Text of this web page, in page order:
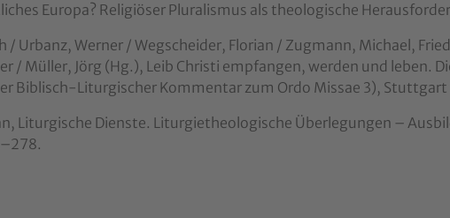
Europa? Religiöser Pluralismus als theologische
/ Urbanz, Werner / Wegscheider, Florian / Zugmann, Michael,
/ Müller, Jörg (Hg.), Leib Christi empfangen, werden und leben.
Biblisch-Liturgischer Kommentar zum Ordo Missae 3),
Liturgische Dienste. Liturgietheologische Überlegungen –